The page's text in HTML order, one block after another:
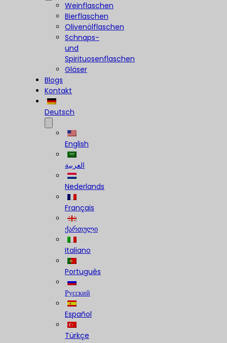
Weinflaschen
Bierflaschen
Olivenölflaschen
Schnaps-
und
Spirituosenflaschen
Gläser
Blogs
Kontakt
Deutsch
English
العربية
Nederlands
Français
ქართული
Italiano
Português
Русский
Español
Türkçe